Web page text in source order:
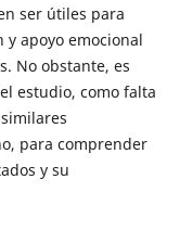
ser útiles para
apoyo emocional
No obstante, es
estudio, como falta
para comprender
y su